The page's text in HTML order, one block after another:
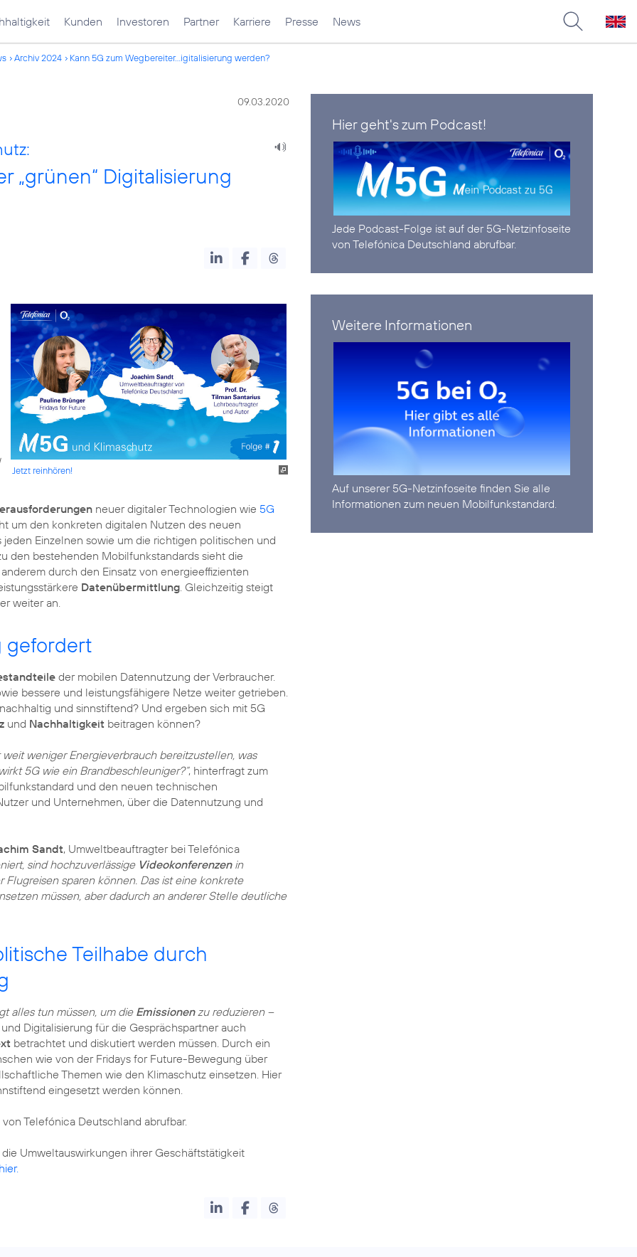
Kunden Investoren Partner Karriere Presse News
Archiv 2024 Kann 5G zum Wegbereiter...igitalisierung werden?
09.03.2020
„grünen“ Digitalisierung
Jetzt reinhören!
neuer digitaler Technologien wie 5G
um den konkreten digitalen Nutzen des neuen
Einzelnen sowie um die richtigen politischen und
den bestehenden Mobilfunkstandards sieht die
durch den Einsatz von energieeffizienten
Datenübermittlung. Gleichzeitig steigt
weiter an.
gefordert
der mobilen Datennutzung der Verbraucher.
bessere und leistungsfähigere Netze weiter getrieben.
und sinnstiftend? Und ergeben sich mit 5G
und Nachhaltigkeit beitragen können?
weniger Energieverbrauch bereitzustellen, was
5G wie ein Brandbeschleuniger?“, hinterfragt zum
und den neuen technischen
und Unternehmen, über die Datennutzung und
Sandt, Umweltbeauftragter bei Telefónica
sind hochzuverlässige Videokonferenzenin
sparen können. Das ist eine konkrete
müssen, aber dadurch an anderer Stelle deutliche
Teilhabe durch
alles tun müssen, um die Emissionenzu reduzieren –
Digitalisierung für die Gesprächspartner auch
betrachtet und diskutiert werden müssen. Durch ein
wie von der Fridays for Future-Bewegung über
Themen wie den Klimaschutz einsetzen. Hier
eingesetzt werden können.
von Telefónica Deutschland abrufbar.
Umweltauswirkungen ihrer Geschäftstätigkeit
Hier geht's zum Podcast!
Jede Podcast-Folge ist auf der 5G-Netzinfoseite
von Telefónica Deutschland abrufbar.
Weitere Informationen
Auf unserer 5G-Netzinfoseite finden Sie alle
Informationen zum neuen Mobilfunkstandard.